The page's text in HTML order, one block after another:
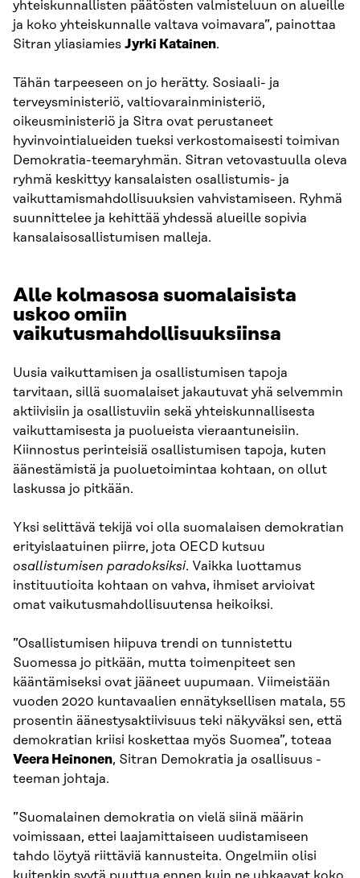
yhteiskunnallisten päätösten valmisteluun on alueille
ja koko yhteiskunnalle valtava voimavara”, painottaa
Sitran yliasiamies Jyrki Katainen.
Tähän tarpeeseen on jo herätty. Sosiaali- ja
terveysministeriö, valtiovarainministeriö,
oikeusministeriö ja Sitra ovat perustaneet
hyvinvointialueiden tueksi verkostomaisesti toimivan
Demokratia-teemaryhmän. Sitran vetovastuulla oleva
ryhmä keskittyy kansalaisten osallistumis- ja
vaikuttamismahdollisuuksien vahvistamiseen. Ryhmä
suunnittelee ja kehittää yhdessä alueille sopivia
kansalaisosallistumisen malleja.
Alle kolmasosa suomalaisista
uskoo omiin
vaikutusmahdollisuuksiinsa
Uusia vaikuttamisen ja osallistumisen tapoja
tarvitaan, sillä suomalaiset jakautuvat yhä selvemmin
aktiivisiin ja osallistuviin sekä yhteiskunnallisesta
vaikuttamisesta ja puolueista vieraantuneisiin.
Kiinnostus perinteisiä osallistumisen tapoja, kuten
äänestämistä ja puoluetoimintaa kohtaan, on ollut
laskussa jo pitkään.
Yksi selittävä tekijä voi olla suomalaisen demokratian
erityislaatuinen piirre, jota OECD kutsuu
osallistumisen paradoksiksi. Vaikka luottamus
instituutioita kohtaan on vahva, ihmiset arvioivat
omat vaikutusmahdollisuutensa heikoiksi.
”Osallistumisen hiipuva trendi on tunnistettu
Suomessa jo pitkään, mutta toimenpiteet sen
kääntämiseksi ovat jääneet uupumaan. Viimeistään
vuoden 2020 kuntavaalien ennätyksellisen matala, 55
prosentin äänestysaktiivisuus teki näkyväksi sen, että
demokratian kriisi koskettaa myös Suomea”, toteaa
Veera Heinonen, Sitran Demokratia ja osallisuus -
teeman johtaja.
”Suomalainen demokratia on vielä siinä määrin
voimissaan, ettei laajamittaiseen uudistamiseen
tahdo löytyä riittäviä kannusteita. Ongelmiin olisi